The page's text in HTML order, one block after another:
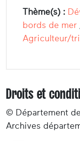
Thème(s) :
bords de mer
Agriculteur/
Droits et
© Département
Archives